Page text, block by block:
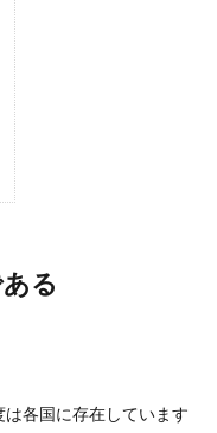
る
各国に存在しています